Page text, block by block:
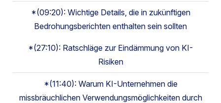
*(09:20): Wichtige Details, die in zukünftigen
Bedrohungsberichten enthalten sein sollten
*(27:10): Ratschläge zur Eindämmung von KI-
Risiken
*(11:40): Warum KI-Unternehmen die
missbräuchlichen Verwendungsmöglichkeiten durch